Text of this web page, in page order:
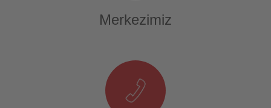
Merkezimiz